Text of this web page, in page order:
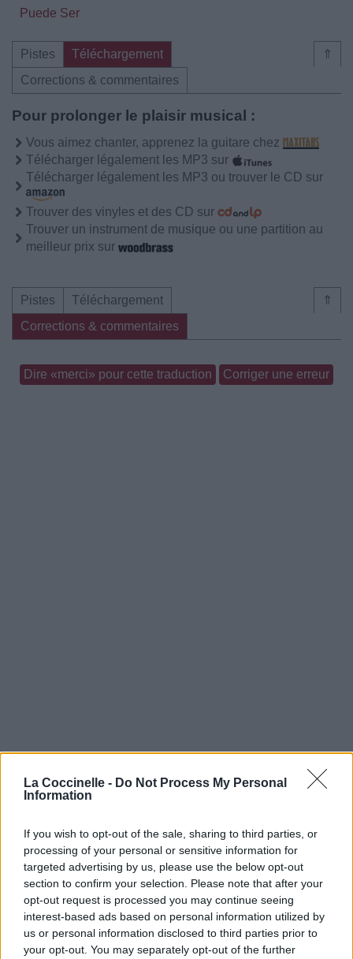
La Coccinelle - Do Not Process My Personal
Information
If you wish to opt-out of the sale, sharing to third parties, or
processing of your personal or sensitive information for
targeted advertising by us, please use the below opt-out
section to confirm your selection. Please note that after your
opt-out request is processed you may continue seeing
interest-based ads based on personal information utilized by
us or personal information disclosed to third parties prior to
your opt-out. You may separately opt-out of the further
Puede Ser
⇑
Pistes
Téléchargement
Corrections & commentaires
Pour prolonger le plaisir musical :
Vous aimez chanter, apprenez la guitare chez
Télécharger légalement les MP3 sur
Télécharger légalement les MP3 ou trouver le CD sur
Trouver des vinyles et des CD sur
Trouver un instrument de musique ou une partition au
meilleur prix sur
⇑
Pistes
Téléchargement
Corrections & commentaires
Dire «merci» pour cette traduction Corriger une erreur